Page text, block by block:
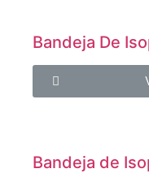
Bandeja De
Bandeja de